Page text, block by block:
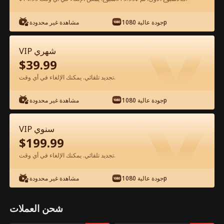
شاهد مجانًا في التطبيق
0-49 50-74
20 21 23
مشاهدة غير محدودة جودة عالية 1080p
VIP شهري
$39.99
تجديد تلقائي. يمكنك الإلغاء في أي وقت.
مشاهدة غير محدودة جودة عالية 1080p
VIP سنوي
$199.99
تجديد تلقائي. يمكنك الإلغاء في أي وقت.
مشاهدة غير محدودة جودة عالية 1080p
شحن العملات